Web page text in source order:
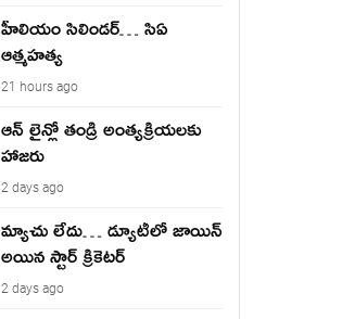
హీలియం సిలిండర్… సిఏ
ఆత్మహత్య
21 hours ago
ఆన్ లైన్లో తండ్రి అంత్యక్రియలకు
హాజరు
2 days ago
మ్యాచు లేదు… డ్యూటీలో జాయిన్
అయిన స్టార్ క్రికెటర్
2 days ago